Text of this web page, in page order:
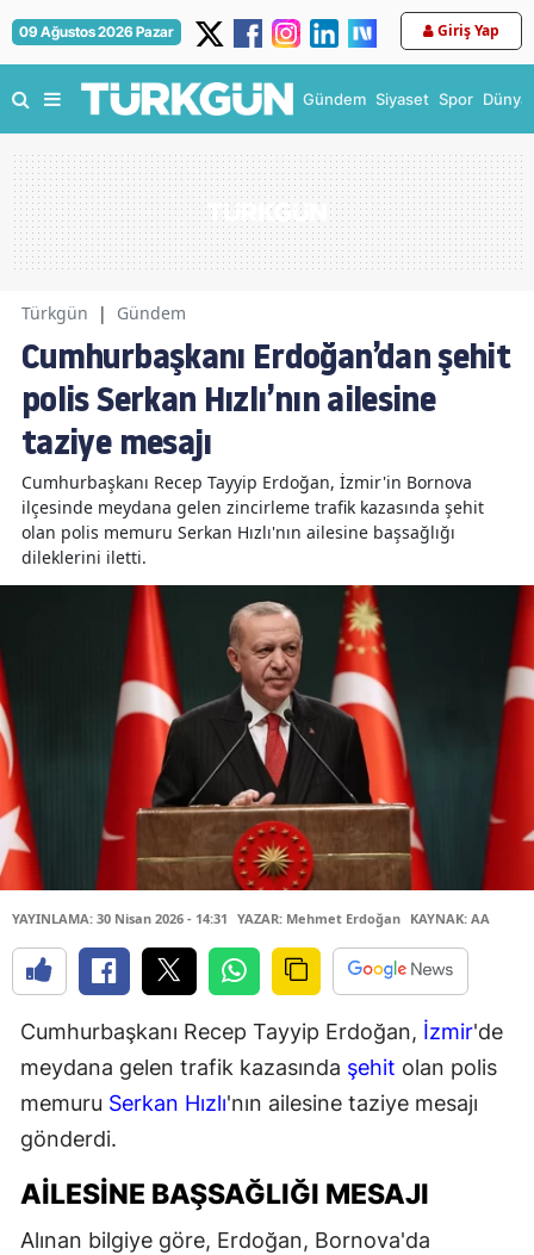
09 Ağustos 2026 Pazar Giriş Yap
Gündem Siyaset Spor Dünya
Türkgün | Gündem
Cumhurbaşkanı Erdoğan’dan şehit
polis Serkan Hızlı’nın ailesine
taziye mesajı
Cumhurbaşkanı Recep Tayyip Erdoğan, İzmir'in Bornova
ilçesinde meydana gelen zincirleme trafik kazasında şehit
olan polis memuru Serkan Hızlı'nın ailesine başsağlığı
dileklerini iletti.
YAYINLAMA: 30 Nisan 2026 - 14:31 YAZAR: Mehmet Erdoğan KAYNAK: AA
Cumhurbaşkanı Recep Tayyip Erdoğan, İzmir'de
meydana gelen trafik kazasında şehit olan polis
memuru Serkan Hızlı'nın ailesine taziye mesajı
gönderdi.
AİLESİNE BAŞSAĞLIĞI MESAJI
Alınan bilgiye göre, Erdoğan, Bornova'da